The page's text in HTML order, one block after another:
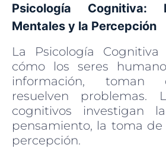
Psicología Cognitiva:
Mentales y la Percepción
La Psicología
cómo los seres
información, toman
resuelven problemas.
cognitivos investigan
pensamiento, la toma de
percepción.